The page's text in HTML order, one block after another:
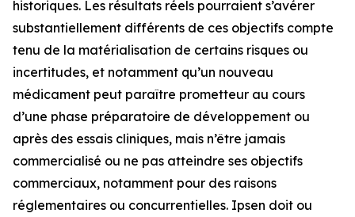
historiques. Les résultats réels pourraient s’avérer
substantiellement différents de ces objectifs compte
tenu de la matérialisation de certains risques ou
incertitudes, et notamment qu’un nouveau
médicament peut paraître prometteur au cours
d’une phase préparatoire de développement ou
après des essais cliniques, mais n’être jamais
commercialisé ou ne pas atteindre ses objectifs
commerciaux, notamment pour des raisons
réglementaires ou concurrentielles. Ipsen doit ou